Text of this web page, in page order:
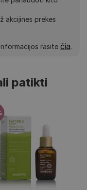
akcijines prekes
rasite čia.
patikti